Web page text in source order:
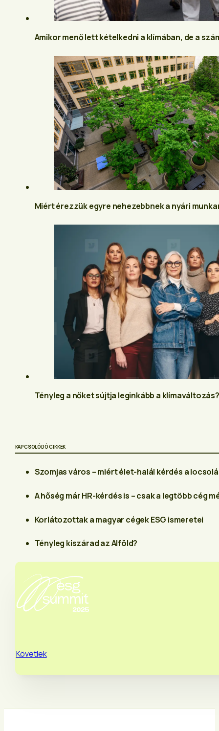
Amikor menő lett kételkedni a klímában, de a
Miért érezzük egyre nehezebbnek a nyári
Tényleg a nőket sújtja leginkább a
KAPCSOLÓDÓ CIKKEK
Szomjas város – miért élet-halál kérdés a
A hőség már HR-kérdés is – csak a legtöbb cég
Korlátozottak a magyar cégek ESG ismeretei
Tényleg kiszárad az Alföld?
Követlek